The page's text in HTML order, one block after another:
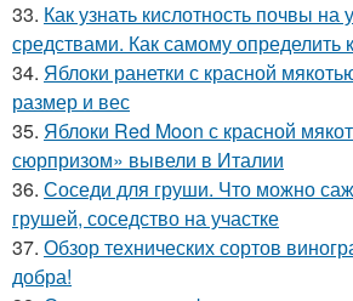
33. Как узнать кислотность почвы
средствами. Как самому определить
34. Яблоки ранетки с красной
размер и вес
35. Яблоки Red Moon с красной
сюрпризом» вывели в Италии
36. Соседи для груши. Что можно
грушей, соседство на участке
37. Обзор технических сортов
добра!